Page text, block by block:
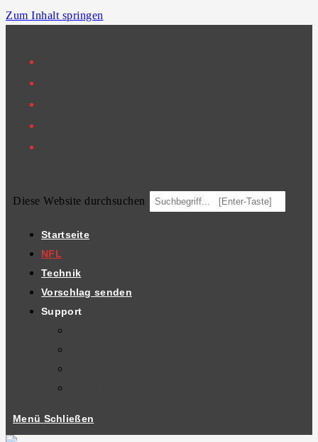
Zum Inhalt springen
Diese Website durchsuchen
Startseite
NFL
Technik
Vorschlag senden
Support
Menü Schließen